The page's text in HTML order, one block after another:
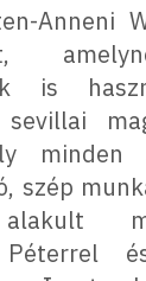
Anneni
is
minden
szép
Péterrel